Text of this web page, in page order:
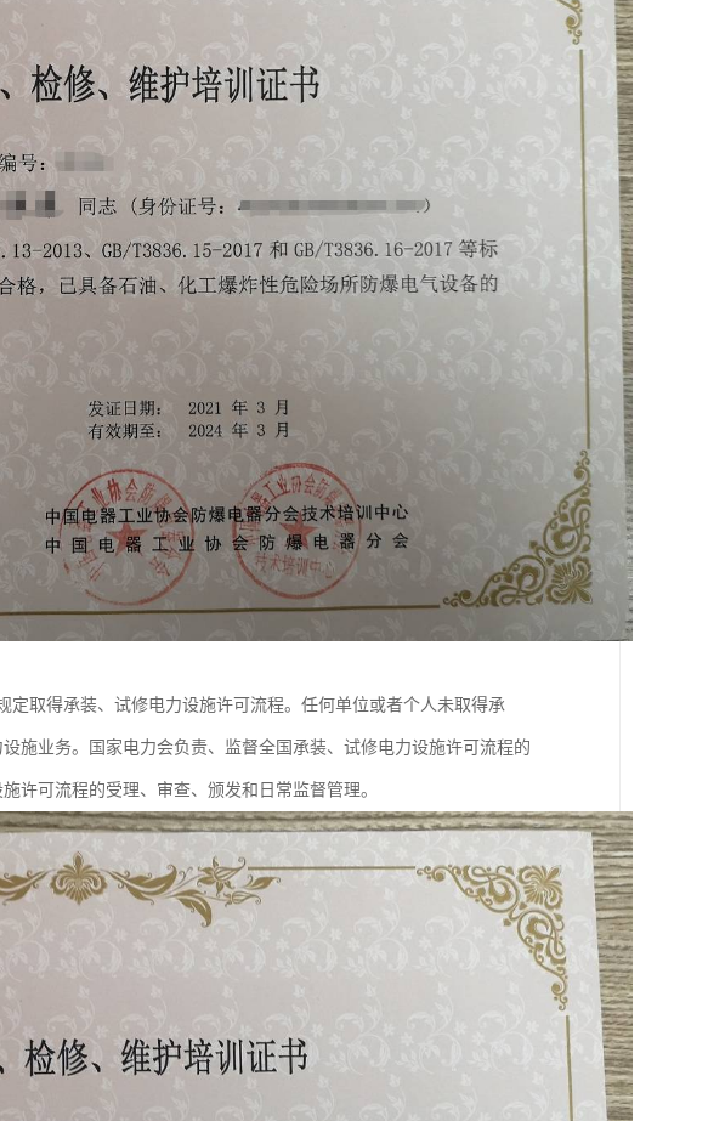
取得承装、试修电力设施许可流程。任何单位或者个人未取得承
施业务。国家电力会负责、监督全国承装、试修电力设施许可流程的
许可流程的受理、审查、颁发和日常监督管理。